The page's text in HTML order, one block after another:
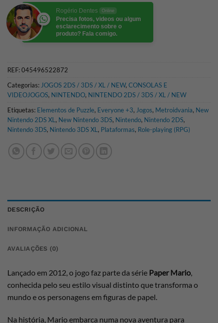
Rogério Dentes Online
Precisa fotos, videos ou algum
esclarecimento sobre o
produto? Fala comigo.
REF:045496522872
Categorias:JOGOS 2DS / 3DS / XL / NEW, CONSOLAS E
VIDEOJOGOS, NINTENDO, NINTENDO 2DS / 3DS / XL / NEW
Etiquetas: Elementos de Puzzle, Everyone +3, Jogos, Metroidvania, New
Nintendo 2DS XL, New Nintendo 3DS, Nintendo, Nintendo 2DS,
Nintendo 3DS, Nintendo 3DS XL, Plataformas, Role-playing (RPG)
DESCRIÇÃO
INFORMAÇÃO ADICIONAL
AVALIAÇÕES (0)
Lançado em 2012, o jogo faz parte da série Paper Mario,
conhecida pelo seu estilo visual distinto que transforma o
mundo e os personagens em figuras de papel.
Na história, Mario embarca numa nova aventura para